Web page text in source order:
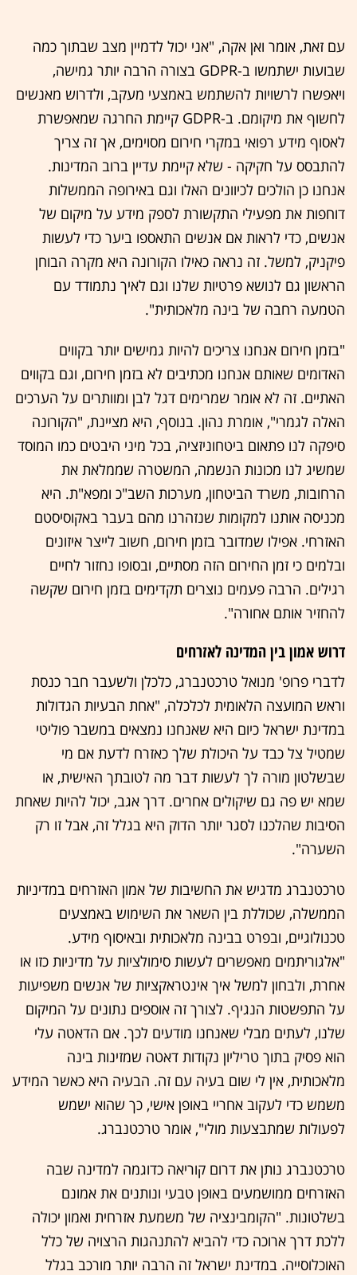
עם זאת, אומר ואן אקה, "אני יכול לדמיין מצב שבתוך כמה
שבועות ישתמשו ב-GDPR בצורה הרבה יותר גמישה,
ויאפשרו לרשויות להשתמש באמצעי מעקב, ולדרוש מאנשים
לחשוף את מיקומם. ב-GDPR קיימת החרגה שמאפשרת
לאסוף מידע רפואי במקרי חירום מסוימים, אך זה צריך
להתבסס על חקיקה - שלא קיימת עדיין ברוב המדינות.
אנחנו כן הולכים לכיוונים האלו וגם באירופה הממשלות
דוחפות את מפעילי התקשורת לספק מידע על מיקום של
אנשים, כדי לראות אם אנשים התאספו ביער כדי לעשות
פיקניק, למשל. זה נראה כאילו הקורונה היא מקרה הבוחן
הראשון גם לנושא פרטיות שלנו וגם לאיך נתמודד עם
הטמעה רחבה של בינה מלאכותית".
"בזמן חירום אנחנו צריכים להיות גמישים יותר בקווים
האדומים שאותם אנחנו מכתיבים לא בזמן חירום, וגם בקווים
האתיים. זה לא אומר שמרימים דגל לבן ומוותרים על הערכים
האלה לגמרי", אומרת נהון. בנוסף, היא מציינת, "הקורונה
סיפקה לנו פתאום ביטחוניזציה, בכל מיני היבטים כמו המוסד
שמשיג לנו מכונות הנשמה, המשטרה שממלאת את
הרחובות, משרד הביטחון, מערכות השב"כ ומפא"ת. היא
מכניסה אותנו למקומות שנזהרנו מהם בעבר באקוסיסטם
האזרחי. אפילו שמדובר בזמן חירום, חשוב לייצר איזונים
ובלמים כי זמן החירום הזה מסתיים, ובסופו נחזור לחיים
רגילים. הרבה פעמים נוצרים תקדימים בזמן חירום שקשה
להחזיר אותם אחורה".
דרוש אמון בין המדינה לאזרחים
לדברי פרופ' מנואל טרכטנברג, כלכלן ולשעבר חבר כנסת
וראש המועצה הלאומית לכלכלה, "אחת הבעיות הגדולות
במדינת ישראל כיום היא שאנחנו נמצאים במשבר פוליטי
שמטיל צל כבד על היכולת שלך כאזרח לדעת אם מי
שבשלטון מורה לך לעשות דבר מה לטובתך האישית, או
שמא יש פה גם שיקולים אחרים. דרך אגב, יכול להיות שאחת
הסיבות שהלכנו לסגר יותר הדוק היא בגלל זה, אבל זו רק
השערה".
טרכטנברג מדגיש את החשיבות של אמון האזרחים במדיניות
הממשלה, שכוללת בין השאר את השימוש באמצעים
טכנולוגיים, ובפרט בבינה מלאכותית ובאיסוף מידע.
"אלגוריתמים מאפשרים לעשות סימולציות על מדיניות כזו או
אחרת, ולבחון למשל איך אינטראקציות של אנשים משפיעות
על התפשטות הנגיף. לצורך זה אוספים נתונים על המיקום
שלנו, לעתים מבלי שאנחנו מודעים לכך. אם הדאטה עלי
הוא פסיק בתוך טריליון נקודות דאטה שמזינות בינה
מלאכותית, אין לי שום בעיה עם זה. הבעיה היא כאשר המידע
משמש כדי לעקוב אחריי באופן אישי, כך שהוא ישמש
לפעולות שמתבצעות מולי", אומר טרכטנברג.
טרכטנברג נותן את דרום קוריאה כדוגמה למדינה שבה
האזרחים ממושמעים באופן טבעי ונותנים את אמונם
בשלטונות. "הקומבינציה של משמעת אזרחית ואמון יכולה
ללכת דרך ארוכה כדי להביא להתנהגות הרצויה של כלל
האוכלוסייה. במדינת ישראל זה הרבה יותר מורכב בגלל